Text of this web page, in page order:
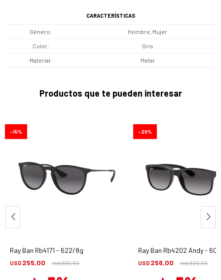
CARACTERÍSTICAS
Género Hombre, Mujer
Color Gris
Material Metal
Productos que te pueden interesar
Ray Ban Rb4171 - 622/8g
USD 255,00 USD300,00
15
Ray Ban Rb4202 Andy -
USD 256,00 USD320,00
20